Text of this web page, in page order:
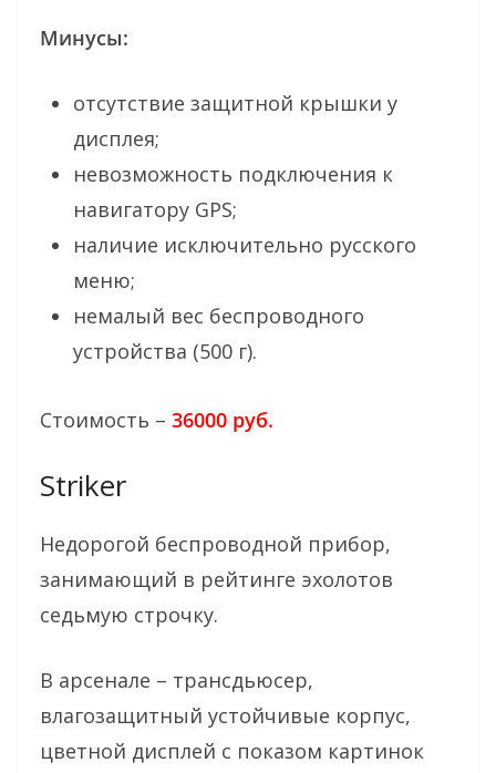
Минусы:
отсутствие защитной крышки у
дисплея;
невозможность подключения к
навигатору GPS;
наличие исключительно русского
меню;
немалый вес беспроводного
устройства (500 г).
Стоимость – 36000 руб.
Striker
Недорогой беспроводной прибор,
занимающий в рейтинге эхолотов
седьмую строчку.
В арсенале – трансдьюсер,
влагозащитный устойчивые корпус,
цветной дисплей с показом картинок